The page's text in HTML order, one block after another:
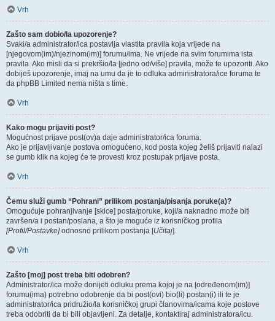
Vrh
Zašto sam dobio/la upozorenje?
Svaki/a administrator/ica postavlja vlastita pravila koja vrijede na
[njegovom(im)/njezinom(im)] forumu/ima. Ne vrijede na svim forumima ista
pravila. Ako misli da si prekršio/la [jedno od/više] pravila, može te upozoriti. Ako
dobiješ upozorenje, imaj na umu da je to odluka administratora/ice foruma te
da phpBB Limited nema ništa s time.
Vrh
Kako mogu prijaviti post?
Mogućnost prijave post(ov)a daje administrator/ica foruma.
Ako je prijavljivanje postova omogućeno, kod posta kojeg želiš prijaviti nalazi
se gumb klik na kojeg će te provesti kroz postupak prijave posta.
Vrh
Čemu služi gumb “Pohrani” prilikom postanja/pisanja poruke(a)?
Omogućuje pohranjivanje [skice] posta/poruke, koji/a naknadno može biti
završen/a i postan/poslana, a što je moguće iz korisničkog profila
[Profil/Postavke]odnosno prilikom postanja [Učitaj].
Vrh
Zašto [moj] post treba biti odobren?
Administrator/ica može donijeti odluku prema kojoj je na [određenom(im)]
forumu(ima) potrebno odobrenje da bi post(ovi) bio(li) postan(i) ili te je
administrator/ica pridružio/la korisničkoj grupi članovima/icama koje postove
treba odobriti da bi bili objavljeni. Za detalje, kontaktiraj administratora/icu.